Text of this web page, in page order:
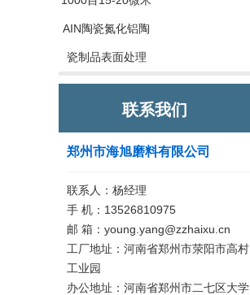
AIN陶瓷氮化铝陶
瓷制品表面处理
联系我们
郑州市海旭磨料有限公司
联系人：杨经理
手 机：13526810975
邮 箱：young.yang@zzhaixu.cn
工厂地址：河南省郑州市荥阳市高村
工业园
办公地址：河南省郑州市二七区大学